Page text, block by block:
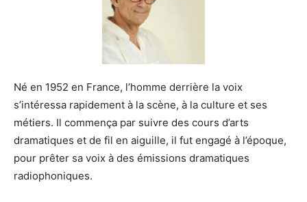
Né en 1952 en France, l’homme derrière la voix
s’intéressa rapidement à la scène, à la culture et ses
métiers. Il commença par suivre des cours d’arts
dramatiques et de fil en aiguille, il fut engagé à l’époque,
pour prêter sa voix à des émissions dramatiques
radiophoniques.